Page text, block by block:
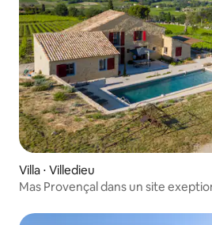
Villa ⋅ Villedieu
Mas Provençal dans un site